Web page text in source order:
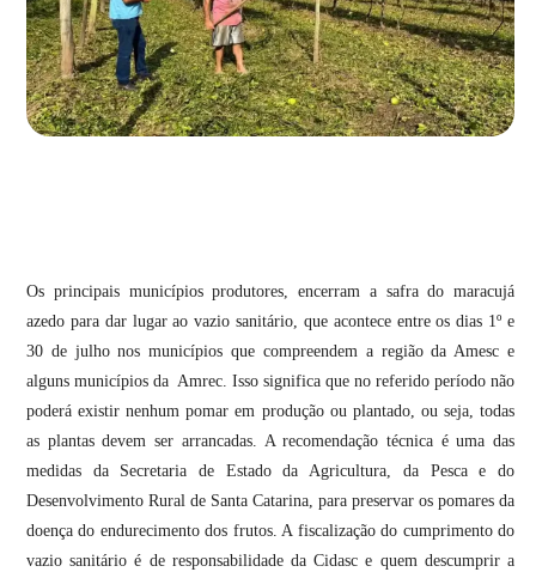
Os principais municípios produtores, encerram a safra do maracujá
azedo para dar lugar ao vazio sanitário, que acontece entre os dias 1º e
30 de julho nos municípios que compreendem a região da Amesc e
alguns municípios da Amrec. Isso significa que no referido período não
poderá existir nenhum pomar em produção ou plantado, ou seja, todas
as plantas devem ser arrancadas. A recomendação técnica é uma das
medidas da Secretaria de Estado da Agricultura, da Pesca e do
Desenvolvimento Rural de Santa Catarina, para preservar os pomares da
doença do endurecimento dos frutos. A fiscalização do cumprimento do
vazio sanitário é de responsabilidade da Cidasc e quem descumprir a